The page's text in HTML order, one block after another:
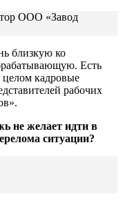
ООО «Завод
близкую ко
Есть
целом кадровые
рабочих
не желает идти в
ситуации?